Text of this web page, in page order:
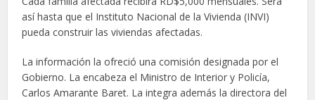
así hasta que el Instituto Nacional de la Vivienda (INVI)
pueda construir las viviendas afectadas.
La información la ofreció una comisión designada por el
Gobierno. La encabeza el Ministro de Interior y Policía,
Carlos Amarante Baret. La integra además la directora del